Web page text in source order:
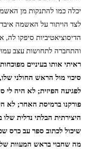
יכלה כמו להתנקות מן
לצד הויתור על האשמה
הדיסוציאטיביות סיפקו
והתחברה לתחושות עצב
ראיתי אותו בעיניים
סיכוי מול הראש החולני
לפגיעה הפיזית; לא היה לי
פורקנו ברמיסת האחר; לא
היצירתית הבלתי נדלית
שיכול לכתוב ספר עב כרס
מה שחבוי בראש המעוות